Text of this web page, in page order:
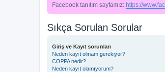
Facebook tanıtım sayfamız: https://
Sıkça Sorulan Sorular
Giriş ve Kayıt sorunları
Neden kayıt olmam gerekiyor?
COPPA nedir?
Neden kayıt olamıyorum?